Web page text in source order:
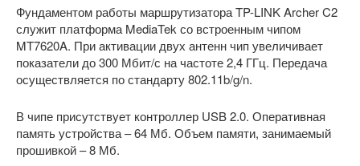
Фундаментом работы маршрутизатора TP-LINK Archer C2
служит платформа MediaTek со встроенным чипом
MT7620A. При активации двух антенн чип увеличивает
показатели до 300 Мбит/с на частоте 2,4 ГГц. Передача
осуществляется по стандарту 802.11b/g/n.
В чипе присутствует контроллер USB 2.0. Оперативная
память устройства – 64 Мб. Объем памяти, занимаемый
прошивкой – 8 Мб.